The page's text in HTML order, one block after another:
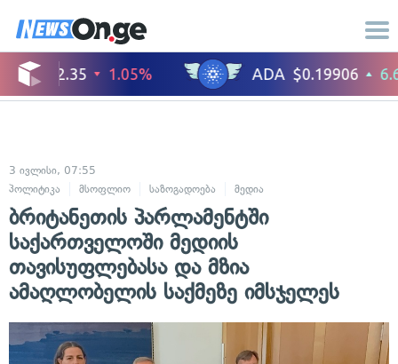
3 ივლისი, 07:55
პოლიტიკა
მსოფლიო საზოგადოება მედია
ბრიტანეთის პარლამენტში
საქართველოში მედიის
თავისუფლებასა და მზია
ამაღლობელის საქმეზე იმსჯელეს